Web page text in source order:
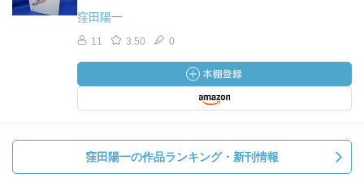
窪田陽一
11 3.50 0
窪田陽一の作品ランキング・新刊情報